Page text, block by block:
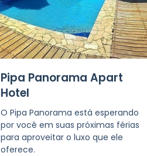
Pipa Panorama Apart
Hotel
O Pipa Panorama está esperando
por você em suas próximas férias
para aproveitar o luxo que ele
oferece.